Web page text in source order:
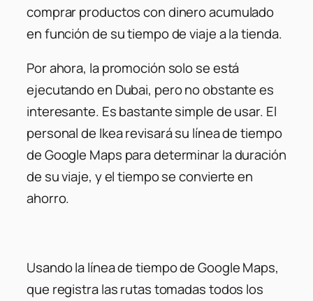
comprar productos con dinero acumulado
en función de su tiempo de viaje a la tienda.
Por ahora, la promoción solo se está
ejecutando en Dubai, pero no obstante es
interesante. Es bastante simple de usar. El
personal de Ikea revisará su línea de tiempo
de Google Maps para determinar la duración
de su viaje, y el tiempo se convierte en
ahorro.
Usando la línea de tiempo de Google Maps,
que registra las rutas tomadas todos los